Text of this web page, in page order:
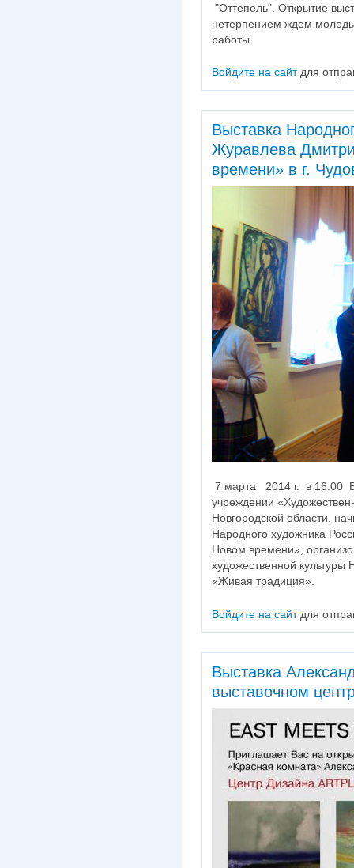
"Оттепель". Открытие
нетерпением ждем
работы.
Войдите на сайтдля
Выставка
Журавлева
времени» в г.
7 марта 2014 г. в 16.00
учреждении
Новгородской области,
Народного художника
Новом времени»,
художественной
«Живая традиция».
Войдите на сайтдля
Выставка
выставочном